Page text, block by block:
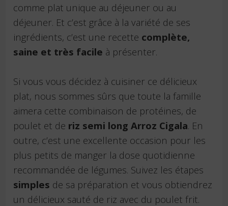
comme plat unique au déjeuner ou au
déjeuner. Et c’est grâce à la variété de ses
ingrédients, c’est une recette complète,
saine et très facile à présenter.
Si vous vous décidez à cuisiner ce délicieux
plat, nous sommes sûrs que toute la famille
aimera cette combinaison de protéines, de
poulet et de riz semi long Arroz Cigala. En
outre, c’est une excellente occasion pour les
plus petits de manger la dose quotidienne
recommandée de légumes. Suivez les étapes
simples de sa préparation et vous obtiendrez
un délicieux sauté de riz avec du poulet frit.